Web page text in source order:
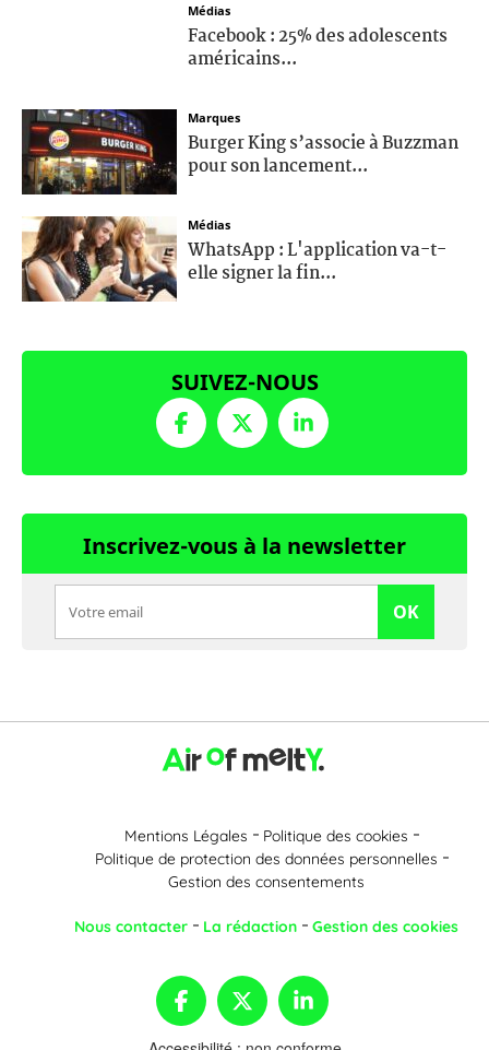
Médias
Facebook : 25% des adolescents
américains...
Marques
Burger King s’associe à Buzzman
pour son lancement...
Médias
WhatsApp : L'application va-t-
elle signer la fin...
SUIVEZ-NOUS
Inscrivez-vous à la newsletter
OK
Mentions Légales
Politique des cookies
Politique de protection des données personnelles
Gestion des consentements
Nous contacter La rédaction Gestion des cookies